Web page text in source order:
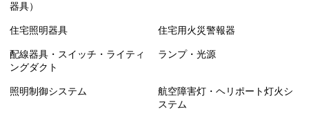
器具）
住宅照明器具 住宅用火災警報器
配線器具・スイッチ・ライティ
ングダクト
ランプ・光源
照明制御システム
航空障害灯・ヘリポート灯火シ
ステム